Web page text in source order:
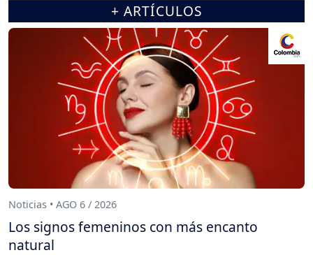
+ ARTÍCULOS
Noticias • AGO 6 / 2026
Los signos femeninos con más encanto
natural